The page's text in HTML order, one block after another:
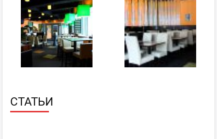
ответить
facebook
Рапан TV
ну есть более важные параметры такие как вкус, вес и
СТАТЬИ